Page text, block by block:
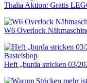
Thalia Aktion: Gratis
W6 Overlock
Heft „burda stricken 03/